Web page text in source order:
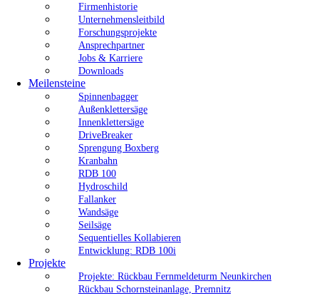
Firmenhistorie
Unternehmensleitbild
Forschungsprojekte
Ansprechpartner
Jobs & Karriere
Downloads
Meilensteine
Spinnenbagger
Außenklettersäge
Innenklettersäge
DriveBreaker
Sprengung Boxberg
Kranbahn
RDB 100
Hydroschild
Fallanker
Wandsäge
Seilsäge
Sequentielles Kollabieren
Entwicklung: RDB 100i
Projekte
Projekte: Rückbau Fernmeldeturm Neunkirchen
Rückbau Schornsteinanlage, Premnitz